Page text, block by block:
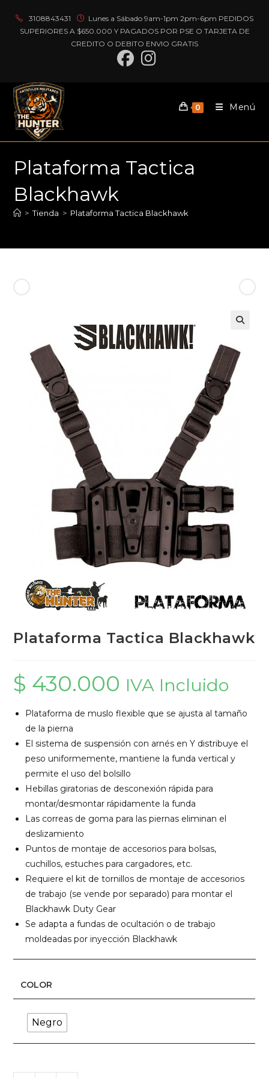
contenido
3108843431
Lunes a Sábado 9am-1pm 2pm-6pm PEDIDOS
SUPERIORES A $650.000 Y PAGADOS POR PSE O TARJETA DE
CREDITO O DEBITO ENVIO GRATIS
0 Menú
Plataforma Tactica
Blackhawk
> Tienda > Plataforma Tactica Blackhawk
Plataforma Tactica Blackhawk
$ 430.000 IVA Incluido
Plataforma de muslo flexible que se ajusta al tamaño
de la pierna
El sistema de suspensión con arnés en Y distribuye el
peso uniformemente, mantiene la funda vertical y
permite el uso del bolsillo
Hebillas giratorias de desconexión rápida para
montar/desmontar rápidamente la funda
Las correas de goma para las piernas eliminan el
deslizamiento
Puntos de montaje de accesorios para bolsas,
cuchillos, estuches para cargadores, etc.
Requiere el kit de tornillos de montaje de accesorios
de trabajo (se vende por separado) para montar el
Blackhawk Duty Gear
Se adapta a fundas de ocultación o de trabajo
moldeadas por inyección Blackhawk
COLOR
Negro